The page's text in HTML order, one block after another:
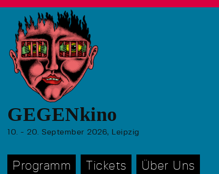
GEGENkino
10. - 20. September 2026, Leipzig
Programm Tickets Über Uns